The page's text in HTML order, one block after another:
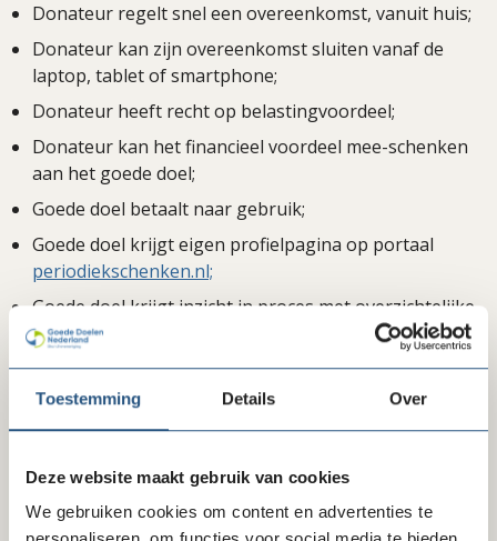
Toestemming Details Over
Deze website maakt gebruik van cookies
We gebruiken cookies om content en advertenties te
Donateur regelt snel een overeenkomst, vanuit huis;
Donateur kan zijn overeenkomst sluiten vanaf de
laptop, tablet of smartphone;
Donateur heeft recht op belastingvoordeel;
Donateur kan het financieel voordeel mee-schenken
aan het goede doel;
Goede doel betaalt naar gebruik;
Goede doel krijgt eigen profielpagina op portaal
periodiekschenken.nl;
Goede doel krijgt inzicht in proces met overzichtelijke
statistieken.
Ledenvoordeel
Bekijk de tarieven en het ledenvoordeel bij de